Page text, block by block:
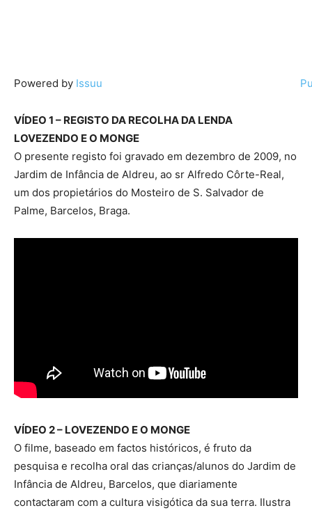
Powered by Issuu
VÍDEO 1 – REGISTO DA RECOLHA DA LENDA
LOVEZENDO E O MONGE
O presente registo foi gravado em dezembro de 2009, no
Jardim de Infância de Aldreu, ao sr Alfredo Côrte-Real,
um dos propietários do Mosteiro de S. Salvador de
Palme, Barcelos, Braga.
VÍDEO 2 – LOVEZENDO E O MONGE
O filme, baseado em factos históricos, é fruto da
pesquisa e recolha oral das crianças/alunos do Jardim de
Infância de Aldreu, Barcelos, que diariamente
contactaram com a cultura visigótica da sua terra. Ilustra